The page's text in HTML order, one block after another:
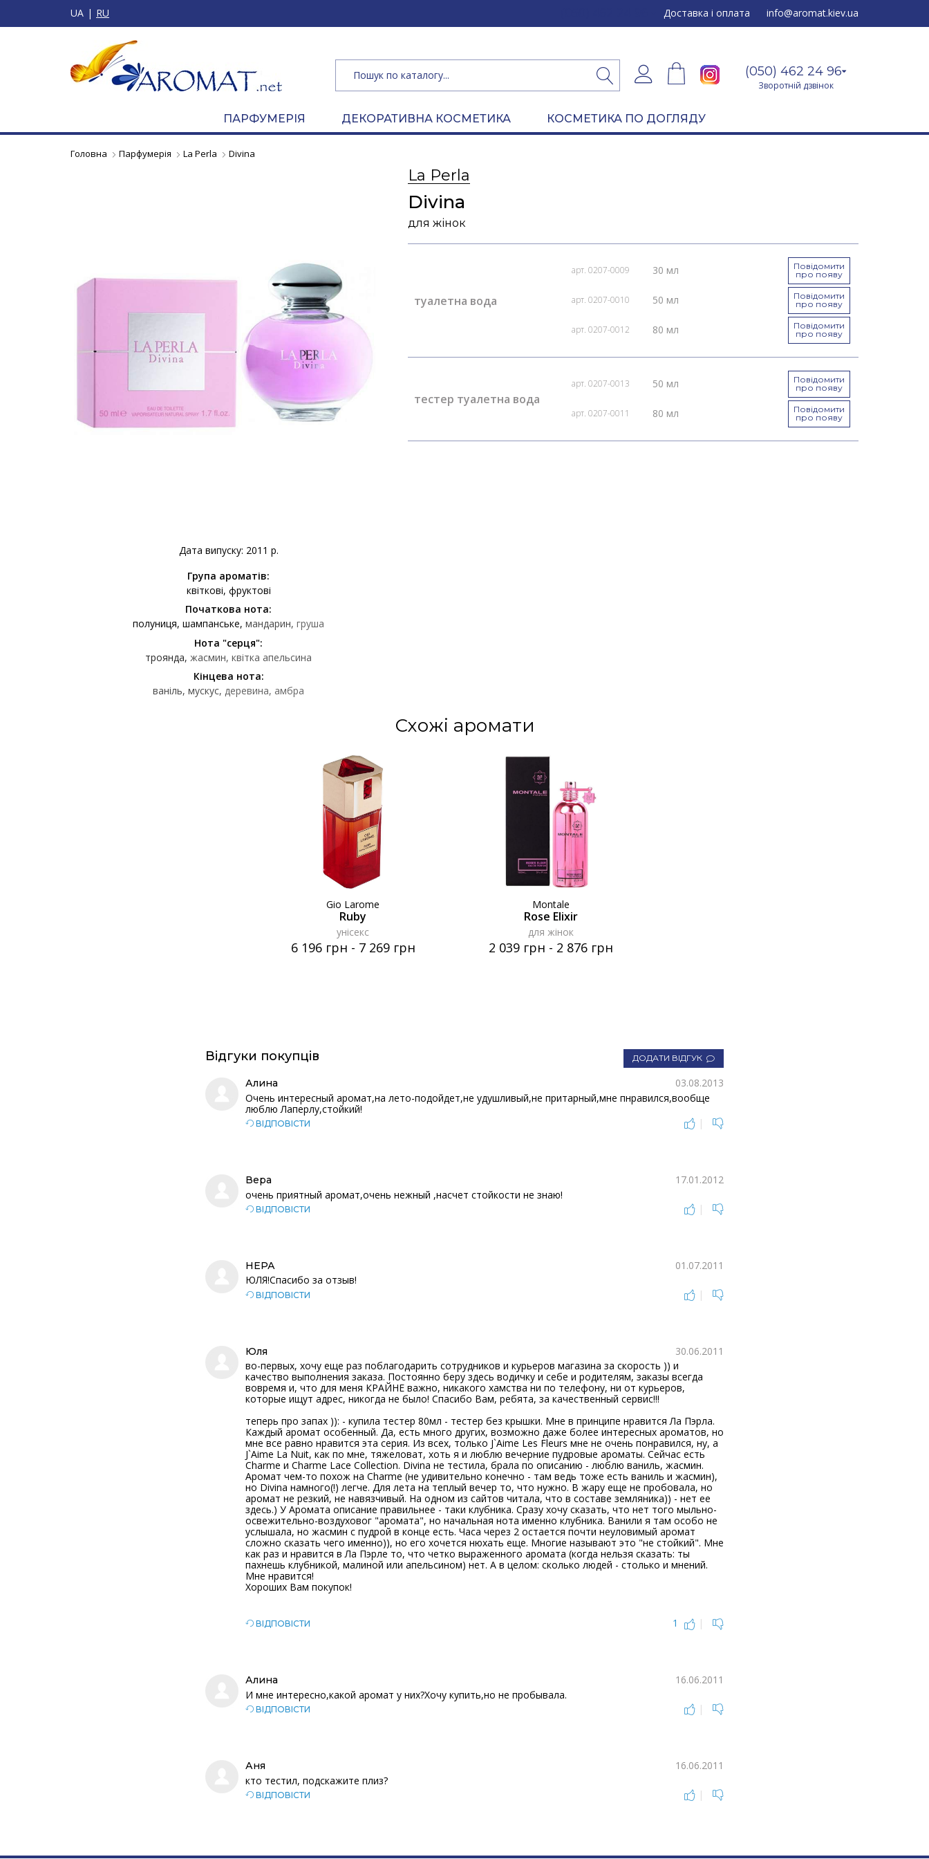
UA RU Доставка і оплата info@aromat.kiev.ua
(050) 462 24 96
Зворотній дзвінок
ПАРФУМЕРІЯ ДЕКОРАТИВНА КОСМЕТИКА КОСМЕТИКА ПО ДОГЛЯДУ
Головна Парфумерія La Perla Divina
Дата випуску: 2011 р.
Група ароматів:
квіткові фруктові
Початкова нота:
полуниця шампанське мандарин груша
Нота "серця":
троянда жасмин квітка апельсина
Кінцева нота:
ваніль мускус деревина амбра
La Perla
Divina
для жінок
арт. 0207-0009 30 мл
Повідомити
про появу
арт. 0207-0010 50 мл
Повідомити
про появу
туалетна вода
арт. 0207-0012 80 мл
Повідомити
про появу
арт. 0207-0013 50 мл
Повідомити
про появу
тестер туалетна вода
арт. 0207-0011 80 мл
Повідомити
про появу
Схожі аромати
Gio Larome
Ruby
унісекс
6 196 грн - 7 269 грн
Montale
Rose Elixir
для жінок
2 039 грн - 2 876 грн
Відгуки покупців ДОДАТИ ВІДГУК
Алина
03.08.2013
Очень интересный аромат,на лето-подойдет,не удушливый,не притарный,мне пнравился,вообще
люблю Лаперлу,стойкий!
ВІДПОВІСТИ |
Вера
17.01.2012
очень приятный аромат,очень нежный ,насчет стойкости не знаю!
ВІДПОВІСТИ |
НЕРА
01.07.2011
ЮЛЯ!Спасибо за отзыв!
ВІДПОВІСТИ |
Юля
30.06.2011
во-первых, хочу еще раз поблагодарить сотрудников и курьеров магазина за скорость )) и
качество выполнения заказа. Постоянно беру здесь водичку и себе и родителям, заказы всегда
вовремя и, что для меня КРАЙНЕ важно, никакого хамства ни по телефону, ни от курьеров,
которые ищут адрес, никогда не было! Спасибо Вам, ребята, за качественный сервис!!!
теперь про запах )): - купила тестер 80мл - тестер без крышки. Мне в принципе нравится Ла Пэрла.
Каждый аромат особенный. Да, есть много других, возможно даже более интересных ароматов, но
мне все равно нравится эта серия. Из всех, только J`Aime Les Fleurs мне не очень понравился, ну, а
J`Aime La Nuit, как по мне, тяжеловат, хоть я и люблю вечерние пудровые ароматы. Сейчас есть
Charme и Charme Lace Collection. Divina не тестила, брала по описанию - люблю ваниль, жасмин.
Аромат чем-то похож на Charme (не удивительно конечно - там ведь тоже есть ваниль и жасмин),
но Divina намного(!) легче. Для лета на теплый вечер то, что нужно. В жару еще не пробовала, но
аромат не резкий, не навязчивый. На одном из сайтов читала, что в составе земляника)) - нет ее
здесь.) У Аромата описание правильнее - таки клубника. Сразу хочу сказать, что нет того мыльно-
освежительно-воздуховог "аромата", но начальная нота именно клубника. Ванили я там особо не
услышала, но жасмин с пудрой в конце есть. Часа через 2 остается почти неуловимый аромат
сложно сказать чего именно)), но его хочется нюхать еще. Многие называют это "не стойкий". Мне
как раз и нравится в Ла Пэрле то, что четко выраженного аромата (когда нельзя сказать: ты
пахнешь клубникой, малиной или апельсином) нет. А в целом: сколько людей - столько и мнений.
Мне нравится!
Хороших Вам покупок!
ВІДПОВІСТИ 1 |
Алина
16.06.2011
И мне интересно,какой аромат у них?Хочу купить,но не пробывала.
ВІДПОВІСТИ |
Аня
16.06.2011
кто тестил, подскажите плиз?
ВІДПОВІСТИ |